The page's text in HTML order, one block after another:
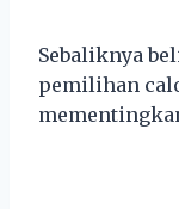
Sebaliknya
pemilihan